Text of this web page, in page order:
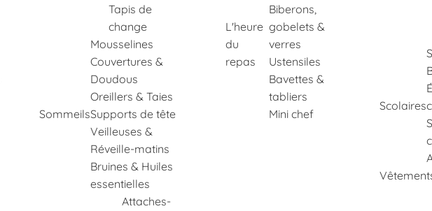
Tapis de
change
Sommeils
Mousselines
Couvertures &
Doudous
Oreillers & Taies
Supports de tête
Veilleuses &
Réveille-matins
Bruines & Huiles
essentielles
Attaches-
L'heure
du
repas
Biberons,
gobelets &
verres
Ustensiles
Bavettes &
tabliers
Mini chef
Scolaires